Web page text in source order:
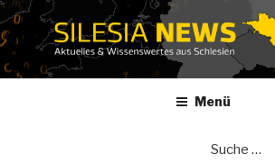
Zum
Inhalt
springen
Menü